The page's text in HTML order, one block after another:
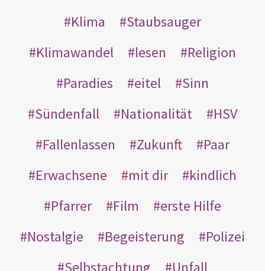
Klima
Staubsauger
Klimawandel
lesen
Religion
Paradies
eitel
Sinn
Sündenfall
Nationalität
HSV
Fallenlassen
Zukunft
Paar
Erwachsene
mit dir
kindlich
Pfarrer
Film
erste Hilfe
Nostalgie
Begeisterung
Polizei
Selbstachtung
Unfall